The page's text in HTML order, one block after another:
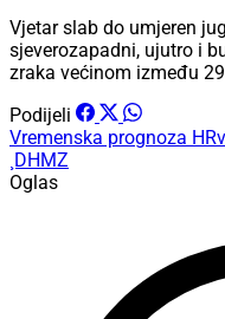
Vjetar slab do umjeren
sjeverozapadni, ujutro i
zraka većinom između
Podijeli
Vremenska prognoza
¸DHMZ
Oglas